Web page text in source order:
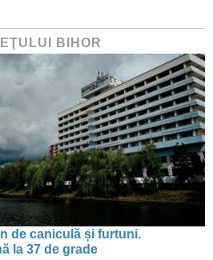
BIHOR
de caniculă și furtuni.
la 37 de grade